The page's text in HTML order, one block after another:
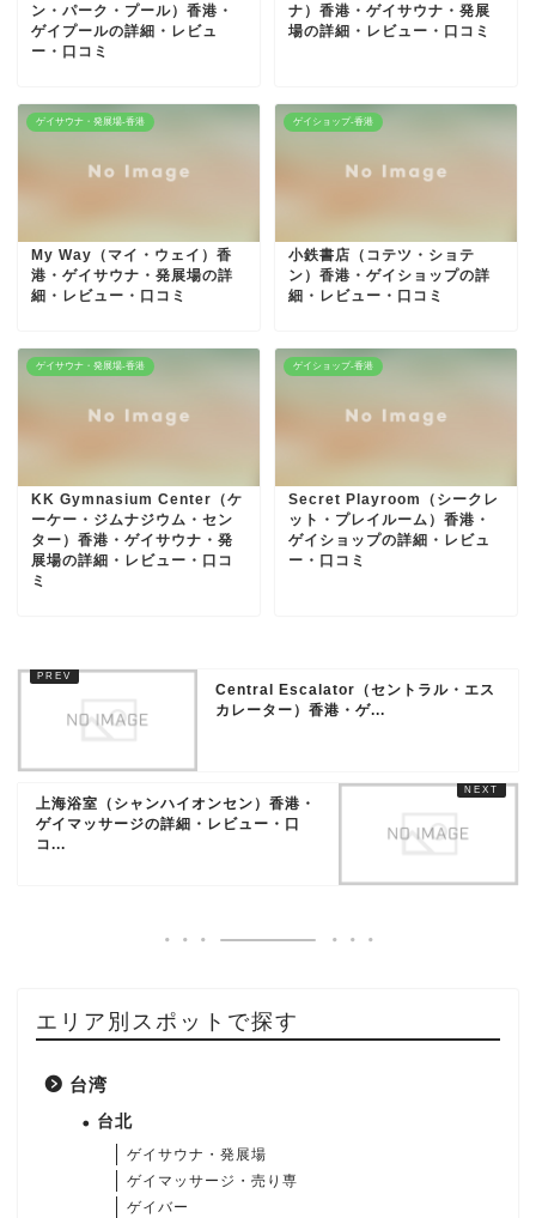
ン・パーク・プール）香港・
ゲイプールの詳細・レビュ
ー・口コミ
ナ）香港・ゲイサウナ・発展
場の詳細・レビュー・口コミ
ゲイサウナ・発展場-香港
My Way（マイ・ウェイ）香
港・ゲイサウナ・発展場の詳
細・レビュー・口コミ
ゲイショップ-香港
小鉄書店（コテツ・ショテ
ン）香港・ゲイショップの詳
細・レビュー・口コミ
ゲイサウナ・発展場-香港
KK Gymnasium Center（ケ
ーケー・ジムナジウム・セン
ター）香港・ゲイサウナ・発
展場の詳細・レビュー・口コ
ミ
ゲイショップ-香港
Secret Playroom（シークレ
ット・プレイルーム）香港・
ゲイショップの詳細・レビュ
ー・口コミ
Central Escalator（セントラル・エス
カレーター）香港・ゲ...
上海浴室（シャンハイオンセン）香港・
ゲイマッサージの詳細・レビュー・口
コ...
エリア別スポットで探す
台湾
台北
ゲイサウナ・発展場
ゲイマッサージ・売り専
ゲイバー